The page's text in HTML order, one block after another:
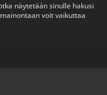
näytetään sinulle hakusi
voit vaikuttaa